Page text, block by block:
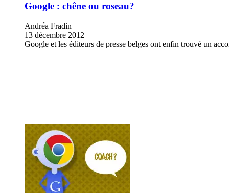
Google : chêne ou roseau?
Andréa Fradin
13 décembre 2012
Google et les éditeurs de presse belges ont enfin trouvé un